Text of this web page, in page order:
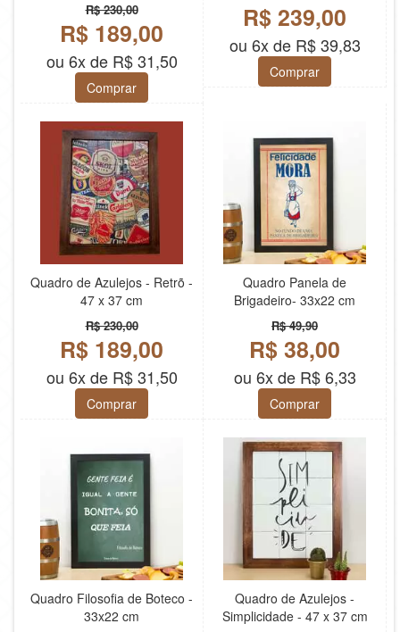
R$ 230,00
R$ 189,00
ou 6x de R$ 31,50
Comprar
R$ 239,00
ou 6x de R$ 39,83
Comprar
Quadro de Azulejos - Retrõ -
47 x 37 cm
R$ 230,00
R$ 189,00
ou 6x de R$ 31,50
Comprar
Quadro Panela de
Brigadeiro- 33x22 cm
R$ 49,90
R$ 38,00
ou 6x de R$ 6,33
Comprar
Quadro Filosofia de Boteco -
33x22 cm
Quadro de Azulejos -
Simplicidade - 47 x 37 cm